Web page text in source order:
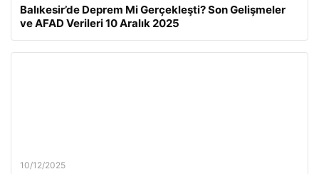
Balıkesir’de Deprem Mi Gerçekleşti? Son Gelişmeler
ve AFAD Verileri 10 Aralık 2025
10/12/2025